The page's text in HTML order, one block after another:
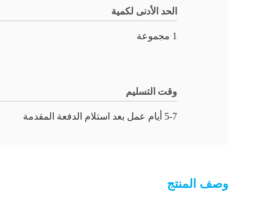
الحد الأدنى لكمية
1 مجموعة
وقت التسليم
5-7 أيام عمل بعد استلام الدفعة المقدمة
وصف المنتج